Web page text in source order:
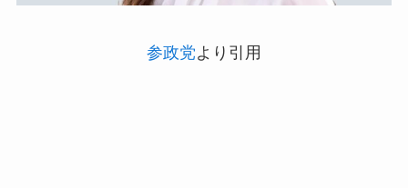
参政党より引用